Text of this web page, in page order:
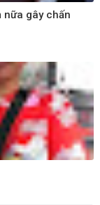
nữa gây chấn